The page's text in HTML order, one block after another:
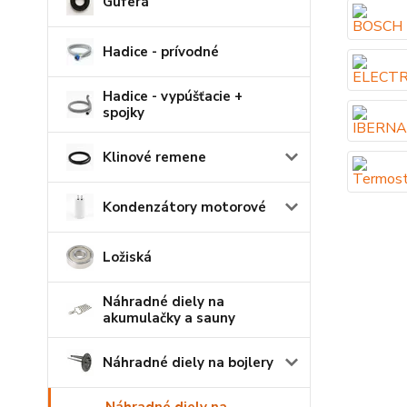
Hadice - prívodné
Hadice - vypúšťacie +
spojky
Klinové remene
Kondenzátory motorové
Ložiská
Náhradné diely na
akumulačky a sauny
Náhradné diely na bojlery